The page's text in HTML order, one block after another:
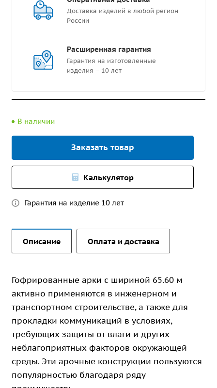
Доставка изделий в любой регион
России
Расширенная гарантия
Гарантия на изготовленные
изделия – 10 лет
В наличии
Заказать товар
Калькулятор
Гарантия на изделие 10 лет
Описание Оплата и доставка
Гофрированные арки с шириной 65.60 м
активно применяются в инженерном и
транспортном строительстве, а также для
прокладки коммуникаций в условиях,
требующих защиты от влаги и других
неблагоприятных факторов окружающей
среды. Эти арочные конструкции пользуются
популярностью благодаря ряду